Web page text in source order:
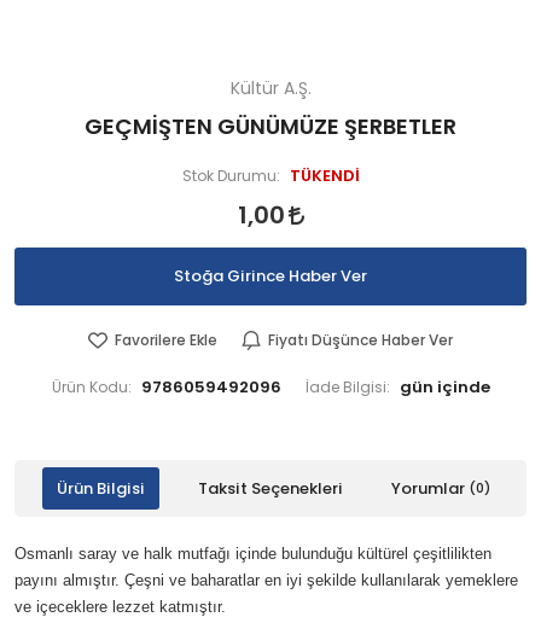
Kültür A.Ş.
GEÇMİŞTEN GÜNÜMÜZE ŞERBETLER
Stok Durumu: TÜKENDİ
1,00
Stoğa Girince Haber Ver
Favorilere Ekle Fiyatı Düşünce Haber Ver
Ürün Kodu: 9786059492096 İade Bilgisi:
Ürün Bilgisi Taksit Seçenekleri Yorumlar (0)
Osmanlı saray ve halk mutfağı içinde bulunduğu kültürel çeşitlilikten
payını almıştır. Çeşni ve baharatlar en iyi şekilde kullanılarak yemeklere
ve içeceklere lezzet katmıştır.